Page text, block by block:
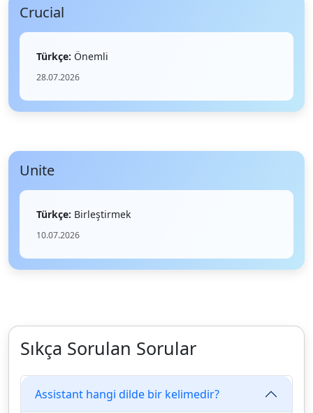
Crucial
Türkçe: Önemli
28.07.2026
Unite
Türkçe: Birleştirmek
10.07.2026
Sıkça Sorulan Sorular
Assistant hangi dilde bir kelimedir?